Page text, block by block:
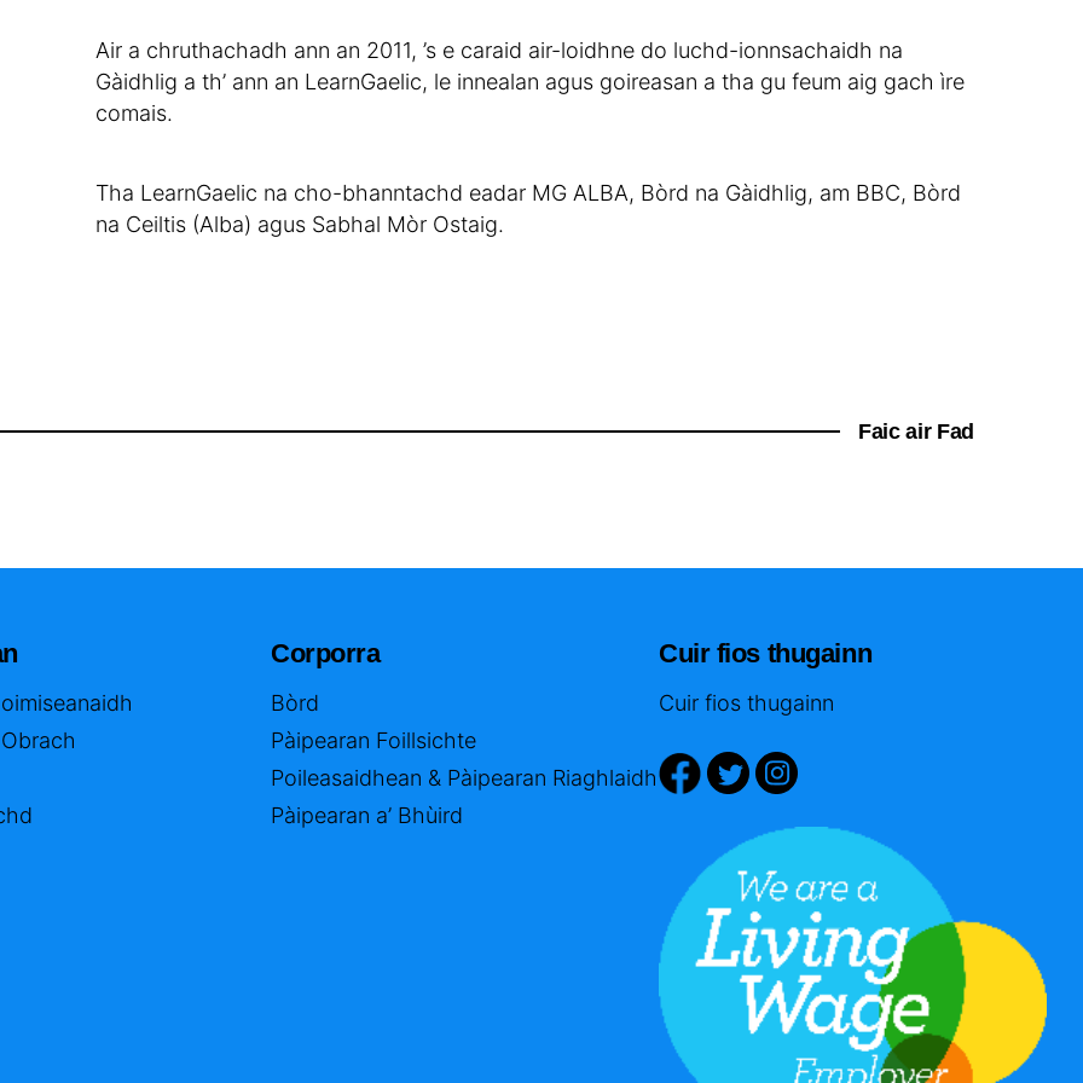
Air a chruthachadh ann an 2011, ’s e caraid air-loidhne do luchd-ionnsachaidh na
Gàidhlig a th’ ann an LearnGaelic, le innealan agus goireasan a tha gu feum aig gach ìre
comais.
Tha LearnGaelic na cho-bhanntachd eadar MG ALBA, Bòrd na Gàidhlig, am BBC, Bòrd
na Ceiltis (Alba) agus Sabhal Mòr Ostaig.
Faic air Fad
Corporra
Bòrd
Pàipearan Foillsichte
Poileasaidhean & Pàipearan Riaghlaidh
Pàipearan a’ Bhùird
Cuir fios thugainn
Cuir fios thugainn